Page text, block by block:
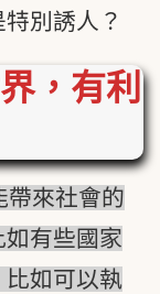
別誘人？
，有利
帶來社會的
有些國家
如可以執